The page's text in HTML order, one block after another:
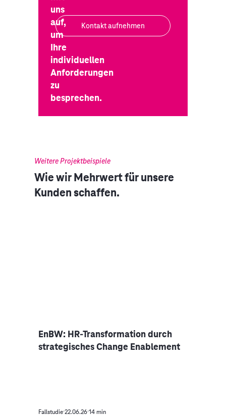
uns
auf,
um
Ihre
individuellen
Anforderungen
zu
besprechen.
Kontakt aufnehmen
Weitere Projektbeispiele
Wie wir Mehrwert für unsere
Kunden schaffen.
EnBW: HR-Transformation durch
strategisches Change Enablement
Fallstudie 22.06.26 14 min